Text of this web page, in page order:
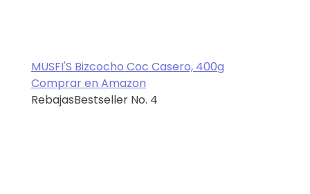
MUSFI'S Bizcocho Coc Casero, 400g
Comprar en Amazon
RebajasBestseller No. 4